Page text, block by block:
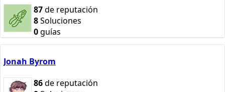
87de reputación
8Soluciones
0guías
Jonah Byrom
86de reputación